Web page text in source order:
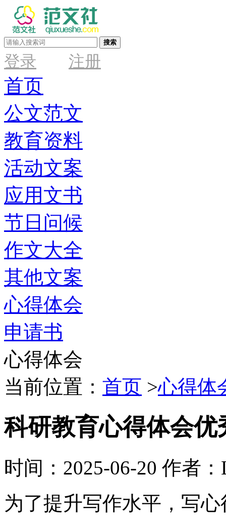
搜索
登录 注册
首页
公文范文
教育资料
活动文案
应用文书
节日问候
作文大全
其他文案
心得体会
申请书
心得体会
当前位置： 首页 >心得体
科研教育心得体会优
时间：2025-06-20 作者：
为了提升写作水平，写